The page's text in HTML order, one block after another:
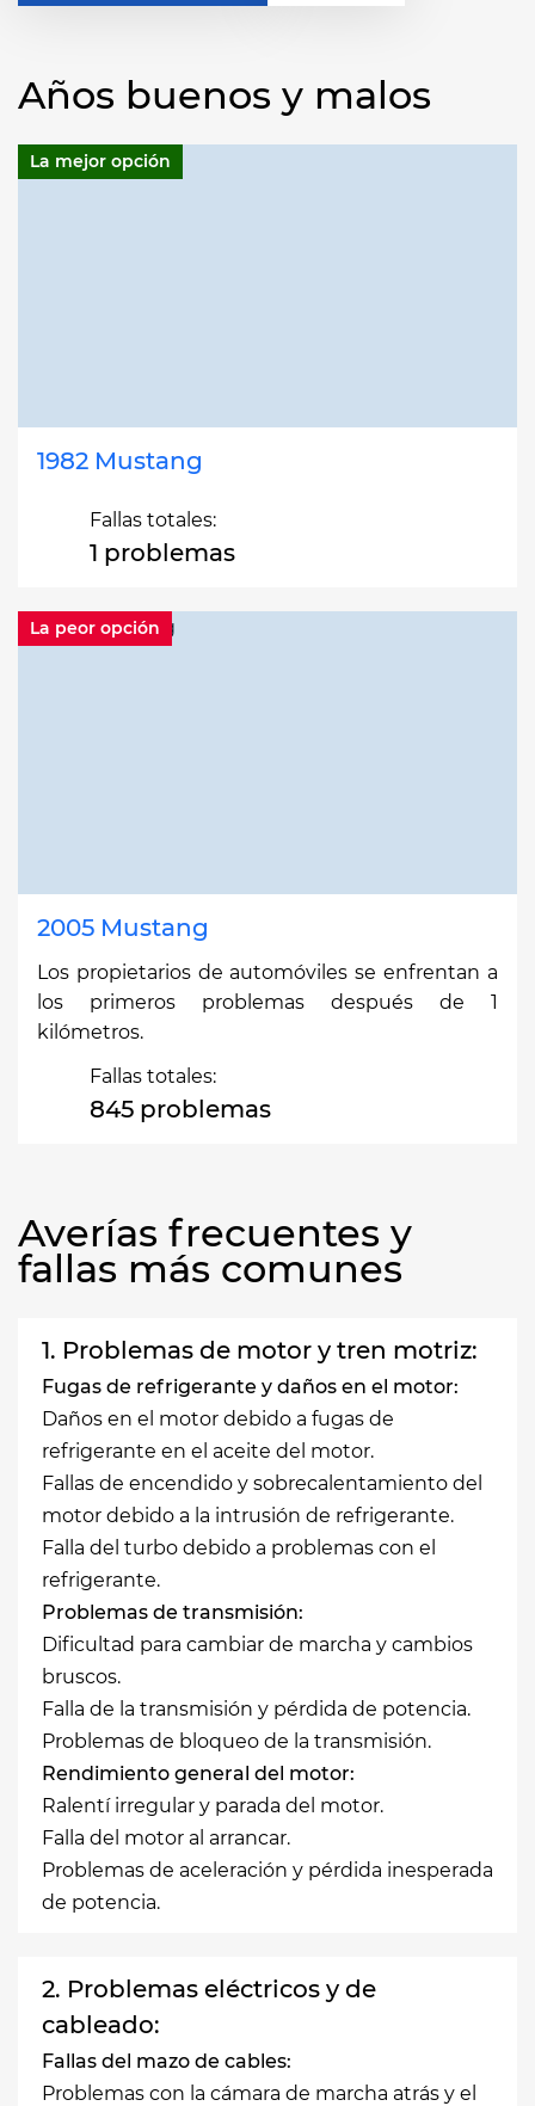
Años buenos y malos
La mejor opción
1982 Mustang
Fallas totales:
1 problemas
La peor opción
2005 Mustang
Los propietarios de automóviles se enfrentan a
los primeros problemas después de 1
kilómetros.
Fallas totales:
845 problemas
Averías frecuentes y
fallas más comunes
1. Problemas de motor y tren motriz:
Fugas de refrigerante y daños en el motor:
Daños en el motor debido a fugas de
refrigerante en el aceite del motor.
Fallas de encendido y sobrecalentamiento del
motor debido a la intrusión de refrigerante.
Falla del turbo debido a problemas con el
refrigerante.
Problemas de transmisión:
Dificultad para cambiar de marcha y cambios
bruscos.
Falla de la transmisión y pérdida de potencia.
Problemas de bloqueo de la transmisión.
Rendimiento general del motor:
Ralentí irregular y parada del motor.
Falla del motor al arrancar.
Problemas de aceleración y pérdida inesperada
de potencia.
2. Problemas eléctricos y de
cableado:
Fallas del mazo de cables:
Problemas con la cámara de marcha atrás y el